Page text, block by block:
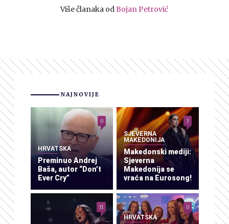
Više članaka odBojan Petrović
NAJNOVIJE
HRVATSKA
Preminuo Andrej
Baša, autor “Don’t
Ever Cry”
0
SJEVERNA
MAKEDONIJA
Makedonski mediji:
Sjeverna
Makedonija se
vraća na Eurosong!
3
11
HRVATSKA
0